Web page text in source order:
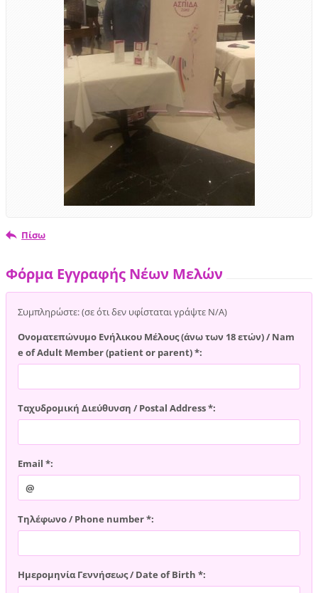
Πίσω
Φόρμα Εγγραφής Νέων Μελών
Συμπληρώστε: (σε ότι δεν υφίσταται γράψτε Ν/Α)
Ονοματεπώνυμο Ενήλικου Μέλους (άνω των 18 ετών) / Nam
e of Adult Member (patient or parent) *:
Ταχυδρομική Διεύθυνση / Postal Address *:
Email *:
Τηλέφωνο / Phone number *:
Ημερομηνία Γεννήσεως / Date of Birth *: